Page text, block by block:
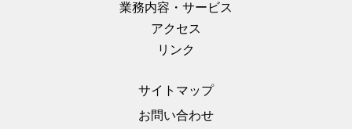
業務内容・サービス
アクセス
リンク
サイトマップ
お問い合わせ